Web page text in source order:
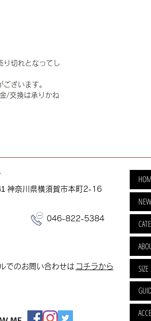
り切れとなってし
ざいます。
/交換は承りかね
でのお問い合わせは ​コチラから
046-822-5384
SIZE
神奈川県横須賀市本町2-16